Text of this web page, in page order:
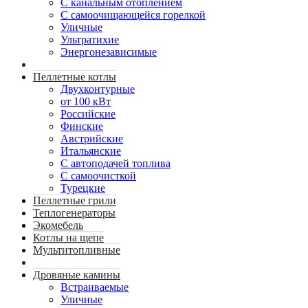
С канальным отоплением
С самоочищающейся горелкой
Уличные
Ультратихие
Энергонезависимые
Пеллетные котлы
Двухконтурные
от 100 кВт
Российские
Финские
Австрийские
Итальянские
С автоподачей топлива
С самоочисткой
Турецкие
Пеллетные грили
Теплогенераторы
Экомебель
Котлы на щепе
Мультитопливные
Дровяные камины
Встраиваемые
Уличные